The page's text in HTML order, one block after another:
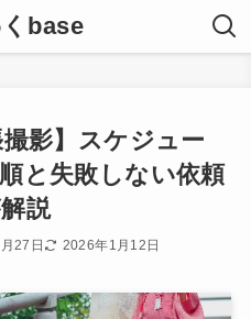
base
撮影】スケジュー
と失敗しない依頼
説
27日 2026年1月12日